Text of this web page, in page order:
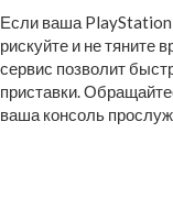
Если ваша PlayStation
рискуйте и не тяните
сервис позволит
приставки.
ваша консоль